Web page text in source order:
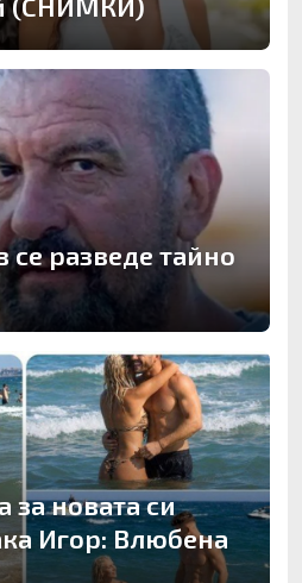
разведе тайно
за новата си
Игор: Влюбена